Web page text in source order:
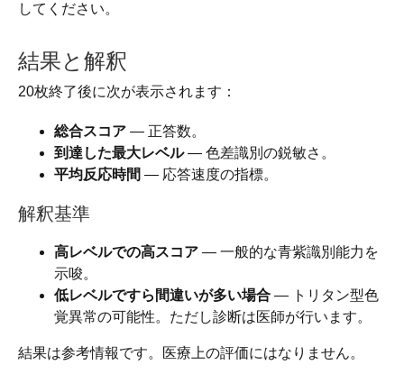
してください。
結果と解釈
20枚終了後に次が表示されます：
総合スコア — 正答数。
到達した最大レベル— 色差識別の鋭敏さ。
平均反応時間 — 応答速度の指標。
解釈基準
高レベルでの高スコア — 一般的な青紫識別能力を
示唆。
低レベルですら間違いが多い場合 — トリタン型色
覚異常の可能性。ただし診断は医師が行います。
結果は参考情報です。医療上の評価にはなりません。